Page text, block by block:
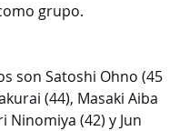
grupo.
son Satoshi Ohno (45
(44), Masaki Aiba
Ninomiya (42) y Jun